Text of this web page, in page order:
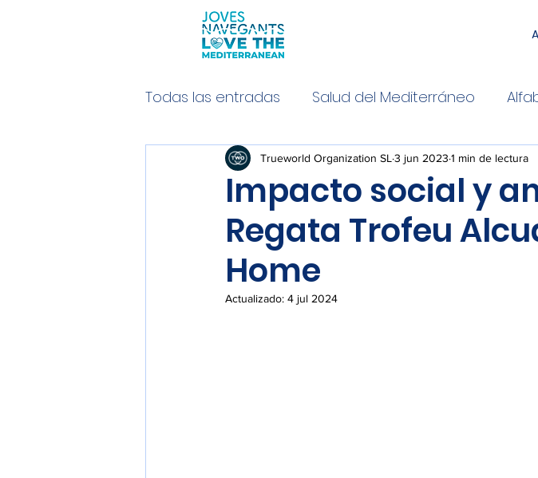
Todas las entradas Salud del Mediterráneo
Derecho del Mediterráneo Embarcaciones
Impacto social y
Regata Trofeu
Home
Trueworld Organization SL 3 jun 2023 1 min de lectura
Actualizado: 4 jul 2024